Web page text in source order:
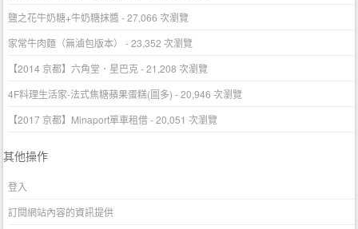
鹽之花牛奶糖+牛奶糖抹醬- 27,066 次瀏覽
家常牛肉麵（無滷包版本）
- 23,352 次瀏覽
【2014 京都】六角堂．星巴克- 21,208 次瀏覽
4F料理生活家-法式焦糖蘋果蛋糕(圖多) - 20,946 次瀏覽
【2017 京都】Minaport單車租借- 20,051 次瀏覽
其他操作
登入
訂閱網站內容的資訊提供